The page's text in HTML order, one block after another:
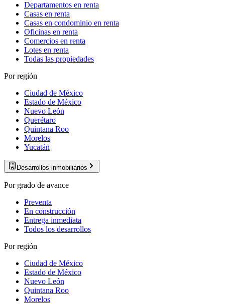
Departamentos en renta
Casas en renta
Casas en condominio en renta
Oficinas en renta
Comercios en renta
Lotes en renta
Todas las propiedades
Por región
Ciudad de México
Estado de México
Nuevo León
Querétaro
Quintana Roo
Morelos
Yucatán
Desarrollos inmobiliarios
Por grado de avance
Preventa
En construcción
Entrega inmediata
Todos los desarrollos
Por región
Ciudad de México
Estado de México
Nuevo León
Quintana Roo
Morelos